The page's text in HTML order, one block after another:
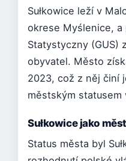
Sułkowice leží v
okrese Myślenice, a
Statystyczny (GUS)
obyvatel. Město
2023, což z něj činí
městským statusem
Sułkowice jako
Status města byl